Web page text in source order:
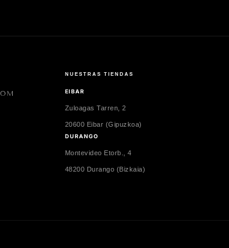
NUESTRAS TIENDAS
EIBAR
Zuloagas Tarren, 2
20600 Eibar (Gipuzkoa)
DURANGO
Montevideo Etorb., 4
48200 Durango (Bizkaia)